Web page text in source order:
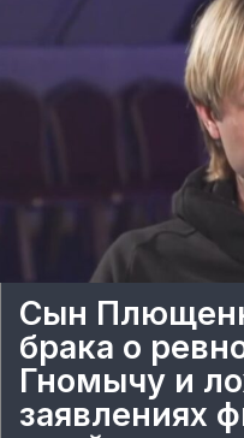
Сын
брака о
Гномычу и
заявлениях